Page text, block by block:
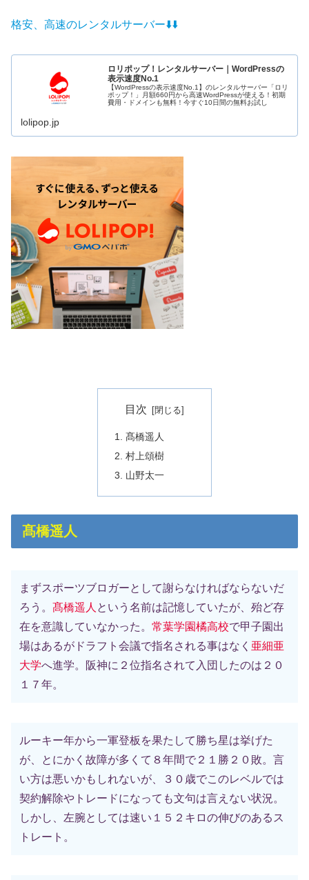
格安、高速のレンタルサーバー⬇️⬇️
ロリポップ！レンタルサーバー｜WordPressの
表示速度No.1
【WordPressの表示速度No.1】のレンタルサーバー「ロリ
ポップ！」月額660円から高速WordPressが使える！初期
費用・ドメインも無料！今すぐ10日間の無料お試し
lolipop.jp
目次
髙橋遥人
村上頌樹
山野太一
髙橋遥人
まずスポーツブロガーとして謝らなければならないだ
ろう。 髙橋遥人 という名前は記憶していたが、殆ど存
在を意識していなかった。 常葉学園橘高校で甲子園出
場はあるがドラフト会議で指名される事はなく 亜細亜
大学へ進学。阪神に２位指名されて入団したのは２０
１７年。
ルーキー年から一軍登板を果たして勝ち星は挙げた
が、とにかく故障が多くて８年間で２１勝２０敗。言
い方は悪いかもしれないが、３０歳でこのレベルでは
契約解除やトレードになっても文句は言えない状況。
しかし、左腕としては速い１５２キロの伸びのあるス
トレート。